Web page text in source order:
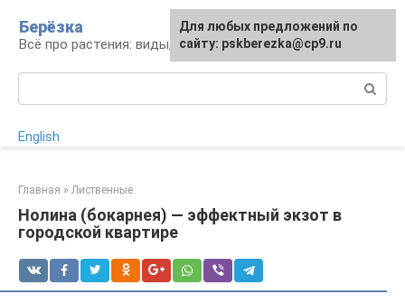
контенту
Берёзка
Всё про растения: виды, выращивание, уход
English
Главная » Лиственные
Нолина (бокарнея) — эффектный экзот в
городской квартире
Для любых предложений по
сайту: pskberezka@cp9.ru